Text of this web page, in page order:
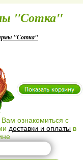
"Сотка"
ознакомиться с
доставки и оплаты в